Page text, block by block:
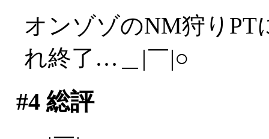
オンゾゾのNM狩りPT
れ終了…＿|￣|○
#4総評